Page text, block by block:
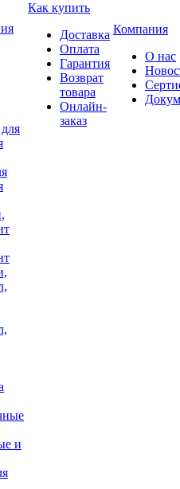
и
Как купить
Доставка
Оплата
Гарантия
Возврат
товара
Онлайн-
заказ
Компания
О нас